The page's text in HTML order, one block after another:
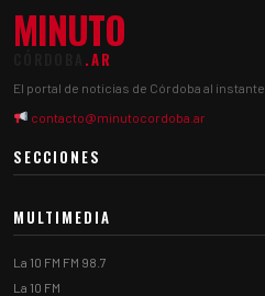
MINUTO
.AR
El portal de noticias de Córdoba al instante.
contacto@minutocordoba.ar
SECCIONES
MULTIMEDIA
La 10 FM FM 98.7
La 10 FM